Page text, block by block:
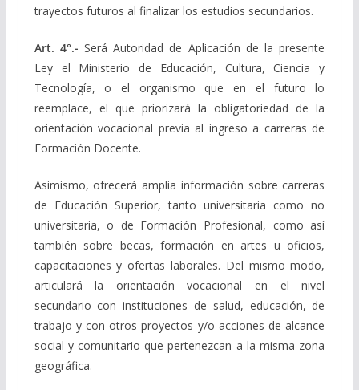
trayectos futuros al finalizar los estudios secundarios.
Art. 4°.-Será Autoridad de Aplicación de la presente
Ley el Ministerio de Educación, Cultura, Ciencia y
Tecnología, o el organismo que en el futuro lo
reemplace, el que priorizará la obligatoriedad de la
orientación vocacional previa al ingreso a carreras de
Formación Docente.
Asimismo, ofrecerá amplia información sobre carreras
de Educación Superior, tanto universitaria como no
universitaria, o de Formación Profesional, como así
también sobre becas, formación en artes u oficios,
capacitaciones y ofertas laborales. Del mismo modo,
articulará la orientación vocacional en el nivel
secundario con instituciones de salud, educación, de
trabajo y con otros proyectos y/o acciones de alcance
social y comunitario que pertenezcan a la misma zona
geográfica.